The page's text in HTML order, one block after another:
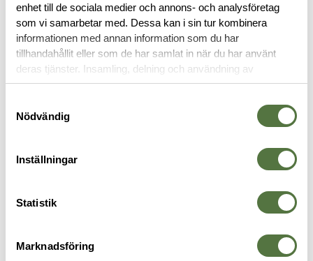
enhet till de sociala medier och annons- och analysföretag
som vi samarbetar med. Dessa kan i sin tur kombinera
informationen med annan information som du har
tillhandahållit eller som de har samlat in när du har använt
deras tjänster. Insamling, delning och användning av
personuppgifter kan användas för personalisering av
Nödvändig
Inställningar
Statistik
Marknadsföring
SPECIFIKATIONER
RECENSIONER
KYLBOXAR